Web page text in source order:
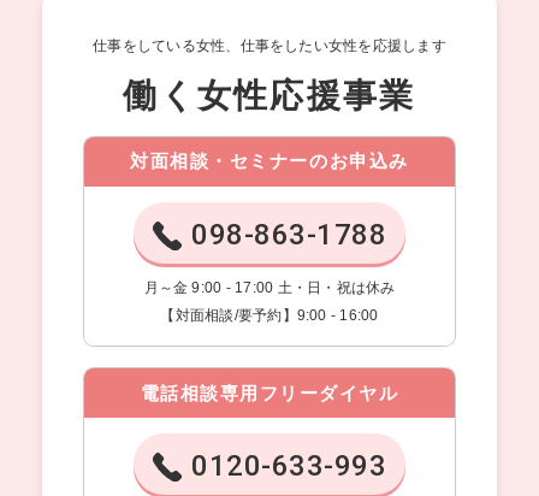
仕事をしている女性、仕事をしたい女性を応援します
働く女性応援事業
対面相談・セミナーのお申込み
098-863-1788
月～金 9:00 - 17:00 土・日・祝は休み
【対面相談/要予約】9:00 - 16:00
電話相談専用フリーダイヤル
0120-633-993